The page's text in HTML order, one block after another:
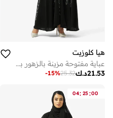
هيا كلوزيت
عباية مفتوحة مزينة بالزهور بياقة على شكل
د.ك21.53
25.32
-15%
04: 25:00